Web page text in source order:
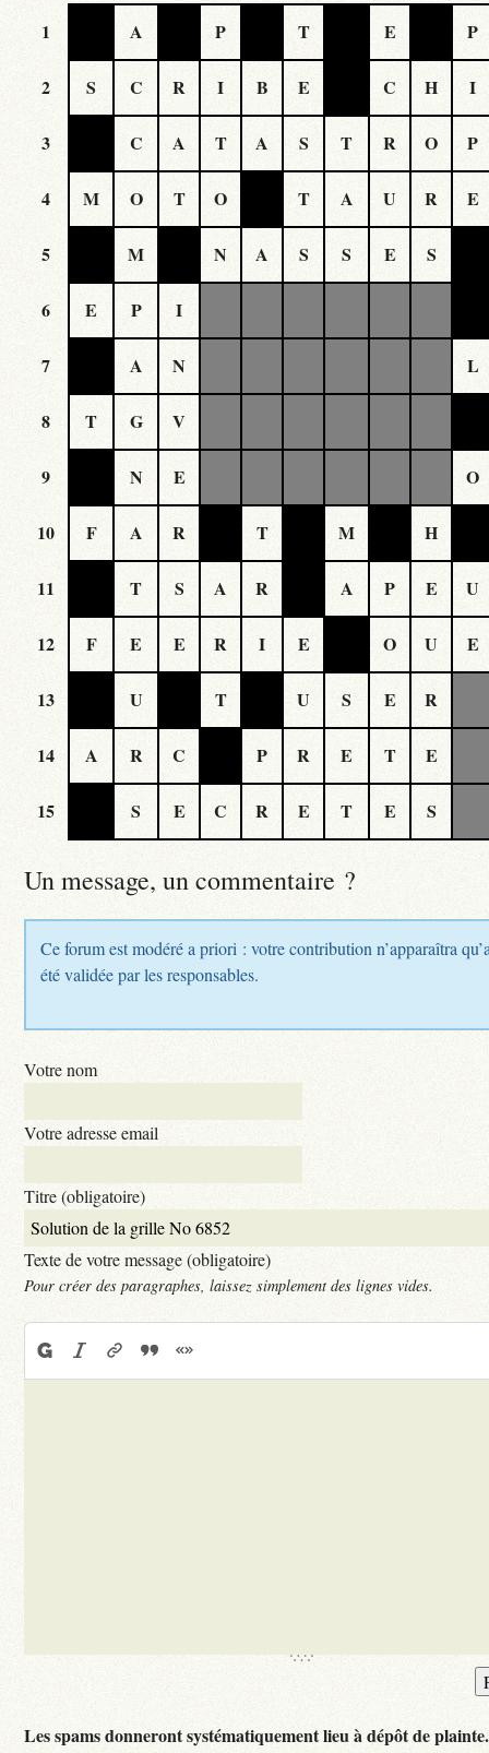
1 A P T E P
2 S C R I B E C H I
3 C A T A S T R O P
4 M O T O T A U R E
5 M N A S S E S
6 E P I
7 A N L
8 T G V
9 N E O
10 F A R T M H
11 T S A R A P E U
12 F E E R I E O U E
13 U T U S E R
14 A R C P R E T E
15 S E C R E T E S
Un message, un commentaire ?
Ce forum est modéré a priori : votre contribution n’apparaîtra
été validée par les responsables.
Votre nom
Votre adresse email
Titre (obligatoire)
Texte de votre message (obligatoire)
Pour créer des paragraphes, laissez simplement des lignes vides.
Les spams donneront systématiquement lieu à dépôt de